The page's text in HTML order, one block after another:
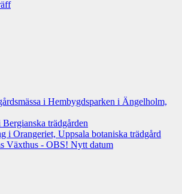
i Hembygdsparken i Ängelholm,
trädgården
i Orangeriet, Uppsala botaniska trädgård
Växthus - OBS! Nytt datum